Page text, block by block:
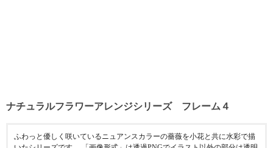
ナチュラルフラワーアレンジシリーズ フレーム４
ふわっと優しく咲いているニュアンスカラーの薔薇を小花と共に水彩で描